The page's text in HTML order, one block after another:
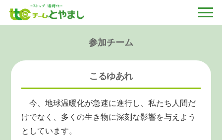
参加チーム
こるゆあれ
今、地球温暖化が急速に進行し、私たち人間だ
けでなく、多くの生き物に深刻な影響を与えよう
としています。